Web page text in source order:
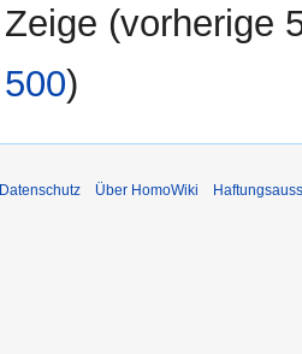
Zeige (vorherige
500)
Datenschutz Über HomoWiki